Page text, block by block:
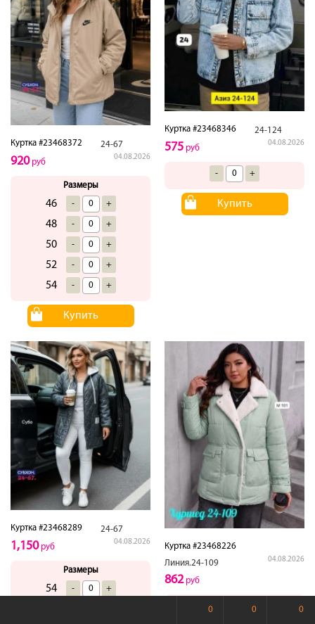
Куртка #23468372 24-67
04.08.2026
920руб
Размеры
46 - +
48 - +
50 - +
52 - +
54 - +
Купить
Куртка #23468346 24-124
04.08.2026
575 руб
- +
Купить
Куртка #23468289 24-67
04.08.2026
1,150руб
Размеры
54 - +
Куртка #23468226
Линия.24-109
04.08.2026
862руб
0 0 0